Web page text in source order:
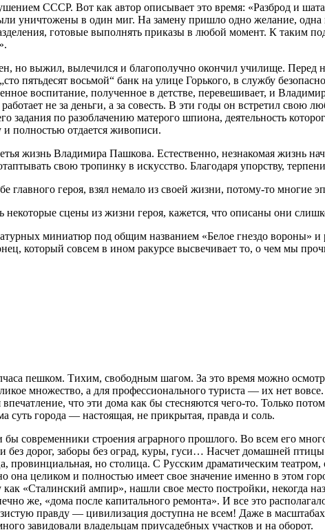
СССР. Вот как автор описывает это время: «Разброд и
уничтожены в один миг. На замену пришло одно желание,
готовые выполнять приказы в любой момент. К таким
но выжил, вылечился и благополучно окончил училище.
пятьдесят восьмой“ банк на улице Горького, в службу
воспитание, полученное в детстве, перевешивает, и
не за деньги, а за совесть. В эти годы он встретил
задания по разоблачению матерого шпиона, деятельность
полностью отдается живописи.
жизнь Владимира Пашкова. Естественно, незнакомая жизнь
свою тропинку в искусство. Благодаря упорству,
главного героя, взял немало из своей жизни, потому-то
некоторые сцены из жизни героя, кажется, что описаны они
миниатюр под общим названием «Белое гнездо вороны» и
который совсем в ином ракурсе высвечивает то, о чем мы
пешком. Тихим, свободным шагом. За это время можно
множество, а для профессионального туриста — их нет
что эти дома как бы стесняются чего-то. Только
суть города — настоящая, не прикрытая, правда и соль.
бы современники строения аграрного прошлого. Во всем его
без дорог, заборы без оград, куры, гуси… Насчет домашней
провинциальная, но столица. С Русским драматическим
она целиком и полностью имеет свое значение именно в этом
как «Сталинский ампир», нашли свое место постройки, некогда
же, «дома после капитального ремонта». И все это
правду — цивилизация доступна не всем! Даже в
завидовали владельцам приусадебных участков и на оборот.